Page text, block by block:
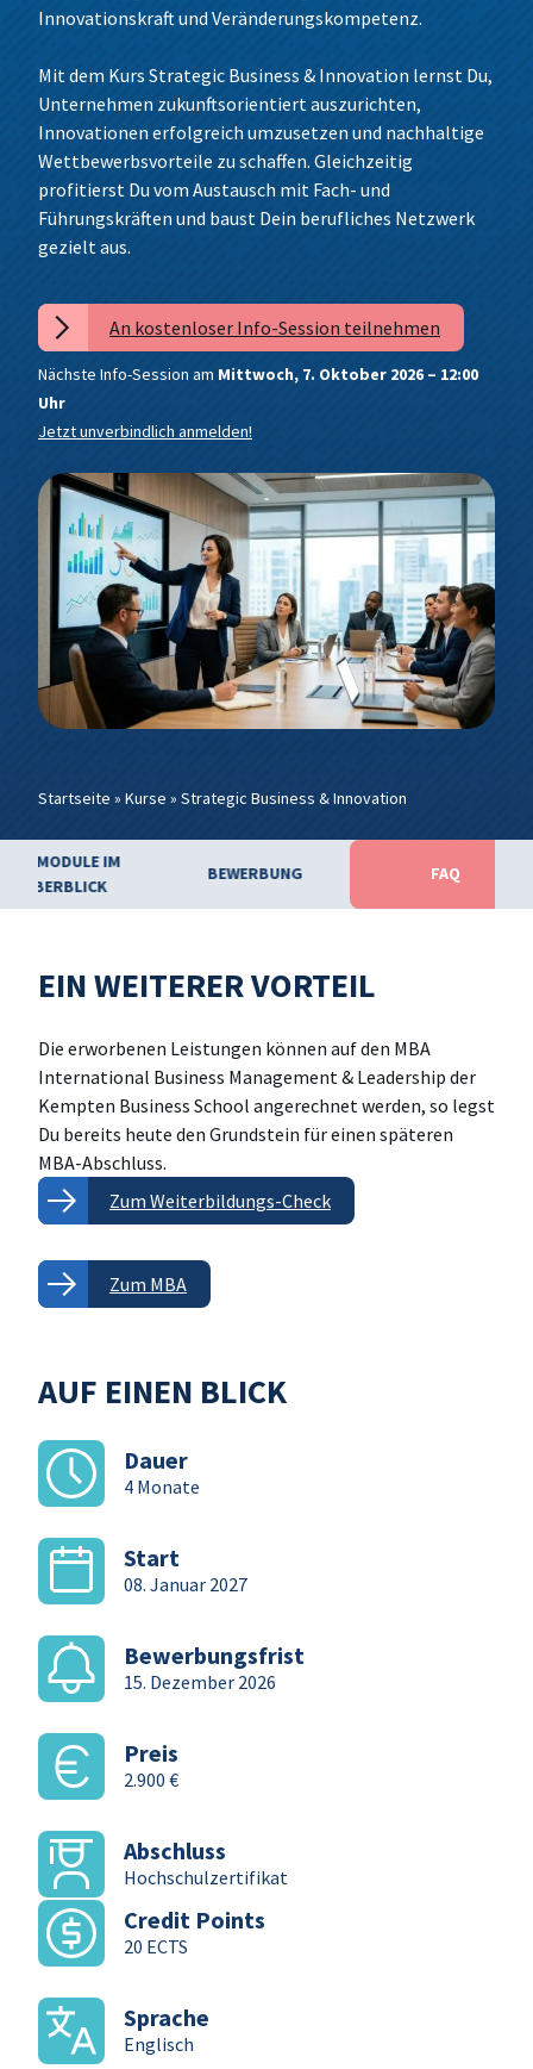
Leadership, Change & Research
Technik für Betriebswirte
Women in Leadership
Foundations for Business Success
Strategic Business & Innovation
Future Leadership & Organizational
Excellence
Arbeitswelt, Markt & Kultur
CEO- & C-Level Voices
Wissenschaft to Go
Anfahrt
Speakers Corner
Innovationskraft und Veränderungskompetenz.
Mit dem Kurs Strategic Business & Innovation lernst Du,
Unternehmen zukunftsorientiert auszurichten,
Innovationen erfolgreich umzusetzen und nachhaltige
Wettbewerbsvorteile zu schaffen. Gleichzeitig
profitierst Du vom Austausch mit Fach- und
Führungskräften und baust Dein berufliches Netzwerk
gezielt aus.
An kostenloser Info-Session teilnehmen
Nächste Info-Session am Mittwoch, 7. Oktober 2026 – 12:00
Uhr
Jetzt unverbindlich anmelden!
Startseite » Kurse » Strategic Business & Innovation
DIE MODULE IM
ÜBERBLICK
BEWERBUNG FAQ
EIN WEITERER VORTEIL
Die erworbenen Leistungen können auf den MBA
International Business Management & Leadership der
Kempten Business School angerechnet werden, so legst
Du bereits heute den Grundstein für einen späteren
MBA-Abschluss.
Zum Weiterbildungs-Check
Zum MBA
AUF EINEN BLICK
Dauer
4 Monate
Start
08. Januar 2027
Bewerbungsfrist
15. Dezember 2026
Preis
2.900 €
Abschluss
Hochschulzertifikat
Credit Points
20 ECTS
Sprache
Englisch